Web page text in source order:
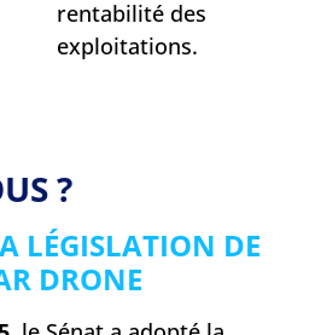
rentabilité des
exploitations.
?
LÉGISLATION DE
DRONE